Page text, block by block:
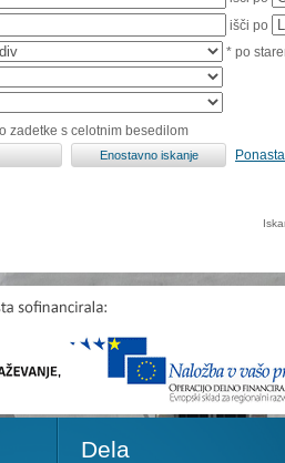
išči po
* po
zadetke s celotnim besedilom
Dela